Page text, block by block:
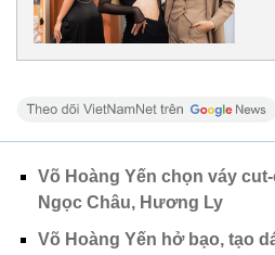
Võ Hoàng Yến chọn váy cut-
Ngọc Châu, Hương Ly
Võ Hoàng Yến hở bạo, tạo